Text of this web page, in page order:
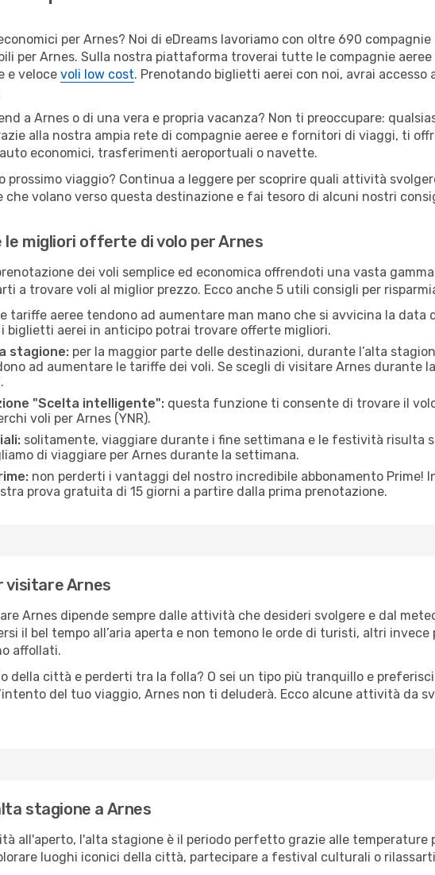
per Arnes? Noi di eDreams lavoriamo con oltre 690
per Arnes. Sulla nostra piattaforma troverai tutte le compagnie
e veloce voli low cost. Prenotando biglietti aerei con noi, avrai
a Arnes o di una vera e propria vacanza? Non ti preoccupare:
alla nostra ampia rete di compagnie aeree e fornitori di viaggi, ti
economici, trasferimenti aeroportuali o navette.
prossimo viaggio? Continua a leggere per scoprire quali attività
che volano verso questa destinazione e fai tesoro di alcuni nostri
migliori offerte di volo per Arnes
dei voli semplice ed economica offrendoti una vasta
a trovare voli al miglior prezzo. Ecco anche 5 utili consigli per
tariffe aeree tendono ad aumentare man mano che si avvicina la
biglietti aerei in anticipo potrai trovare offerte migliori.
stagione: per la maggior parte delle destinazioni, durante l’alta
ad aumentare le tariffe dei voli. Se scegli di visitare Arnes durante
"Scelta intelligente": questa funzione ti consente di trovare il
voli per Arnes (YNR).
solitamente, viaggiare durante i fine settimana e le festività risulta
di viaggiare per Arnes durante la settimana.
non perderti i vantaggi del nostro incredibile abbonamento Prime!
prova gratuita di 15 giorni a partire dalla prima prenotazione.
visitare Arnes
Arnes dipende sempre dalle attività che desideri svolgere e dal
il bel tempo all’aria aperta e non temono le orde di turisti, altri
affollati.
della città e perderti tra la folla? O sei un tipo più tranquillo e
del tuo viaggio, Arnes non ti deluderà. Ecco alcune attività da
stagione a Arnes
all'aperto, l'alta stagione è il periodo perfetto grazie alle temperature
luoghi iconici della città, partecipare a festival culturali o